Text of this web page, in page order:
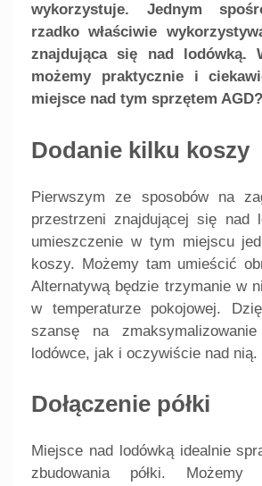
wykorzystuje. Jednym
rzadko właściwie
znajdująca się nad lodówką.
możemy praktycznie i
miejsce nad tym sprzętem AGD?
Dodanie kilku koszy
Pierwszym ze sposobów na
przestrzeni znajdującej się nad
umieszczenie w tym miejscu
koszy. Możemy tam umieścić
Alternatywą będzie trzymanie w
w temperaturze pokojowej.
szansę na
lodówce, jak i oczywiście nad nią.
Dołączenie półki
Miejsce nad lodówką idealnie
zbudowania półki. Możemy